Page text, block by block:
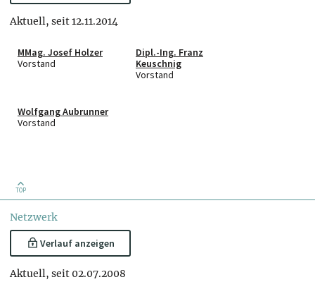
Aktuell, seit 12.11.2014
MMag. Josef Holzer
Vorstand
Dipl.-Ing. Franz
Keuschnig
Vorstand
Wolfgang Aubrunner
Vorstand
TOP
Netzwerk
Verlauf anzeigen
Aktuell, seit 02.07.2008